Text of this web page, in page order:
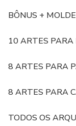
BÔNUS + MOLDE
10 ARTES PARA
8 ARTES PARA
8 ARTES PARA
TODOS OS